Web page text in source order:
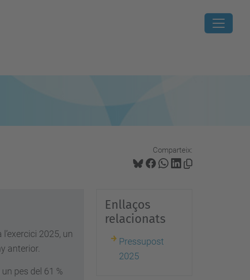
Comparteix:
2025, un
anterior.
pes del 61 %
Enllaços
relacionats
Pressupost
2025